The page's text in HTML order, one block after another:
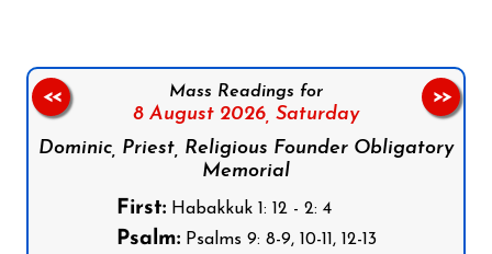
Mass Readings for
8 August 2026, Saturday
Dominic, Priest, Religious Founder Obligatory
Memorial
First:Habakkuk 1: 12 - 2: 4
Psalm:Psalms 9: 8-9, 10-11, 12-13
<< >>